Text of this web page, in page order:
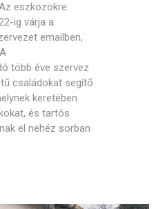
eszközökre
ig várja a
emailben,
több éve szervez
családokat segítő
keretében
és tartós
el nehéz sorban